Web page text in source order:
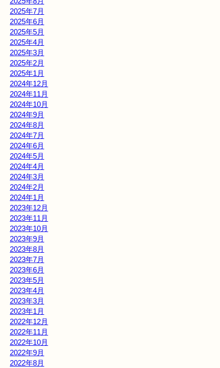
2025年7月
2025年6月
2025年5月
2025年4月
2025年3月
2025年2月
2025年1月
2024年12月
2024年11月
2024年10月
2024年9月
2024年8月
2024年7月
2024年6月
2024年5月
2024年4月
2024年3月
2024年2月
2024年1月
2023年12月
2023年11月
2023年10月
2023年9月
2023年8月
2023年7月
2023年6月
2023年5月
2023年4月
2023年3月
2023年1月
2022年12月
2022年11月
2022年10月
2022年9月
2022年8月